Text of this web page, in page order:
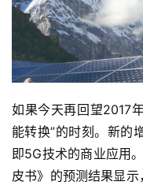
如果今天再回望2017
能转换”的时刻。新的
即5G技术的商业应用
皮书》的预测结果显